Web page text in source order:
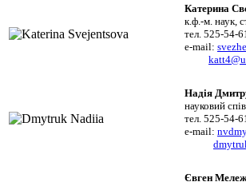
Катерина
к.ф.-м. наук,
тел. 525-54-
e-mail:
Надія
науковий
тел. 525-54-
e-mail:
Євген